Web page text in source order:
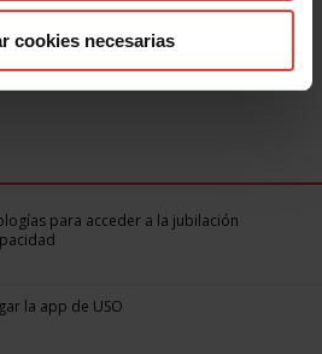
cookies necesarias
para acceder a la jubilación
la app de USO